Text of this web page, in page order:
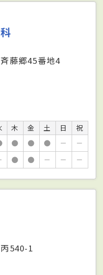
藤郷45番地4
木 金 土 日
祝
● ● ● －
－
● ● － － －
540-1